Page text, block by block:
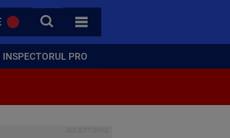
CAUTA
TOATE CATEGORIILE
INSPECTORUL PRO